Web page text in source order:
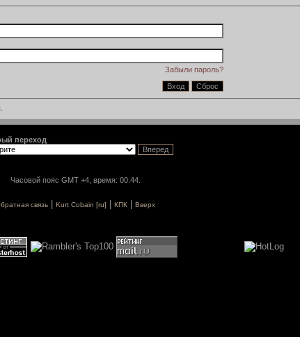
Забыли пароль?
.
переход
Часовой пояс GMT +4, время: 00:44.
связь Kurt Cobain [ru] КПК Вверх